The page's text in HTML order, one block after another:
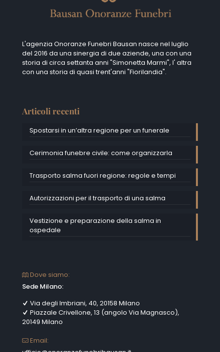
L'agenzia Onoranze Funebri Bausan nasce nel luglio
del 2016 da una sinergia di due aziende, una con una
storia di circa settanta anni "Simonetta Marmi", I' altra
con una storia di quasi trent'anni "Fiorilandia".
Articoli recenti
Spostarsi in un’altra regione per un funerale
Cerimonia funebre civile: come organizzarla
Trasporto salma fuori regione: regole e tempi
Autorizzazioni per il trasporto di una salma
Vestizione e preparazione della salma in
ospedale
Dove siamo:
Sede Milano:
Via degli Imbriani, 40, 20158 Milano
Piazzale Crivellone, 13 (angolo Via Magnasco),
20149 Milano
Email: